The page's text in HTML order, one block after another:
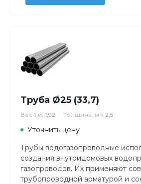
Труба Ø25 (33,7)
Вес 1 м. 1,92 Толщина, мм 2,5
Уточнить цену
Трубы водогазопроводные
создания внутридомовых
газопроводов. Их применяют
трубопроводной арматурой и